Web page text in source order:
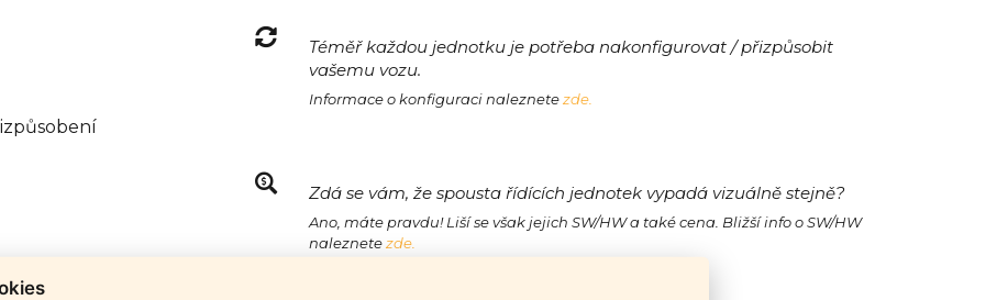
Téměř každou jednotku je potřeba nakonfigurovat / přizpůsobit
vašemu vozu.
Informace o konfiguraci naleznetezde.
Zdá se vám, že spousta řídících jednotek vypadá vizuálně stejně?
Ano, máte pravdu! Liší se však jejich SW/HW a také cena. Bližší info o SW/HW
naleznetezde.